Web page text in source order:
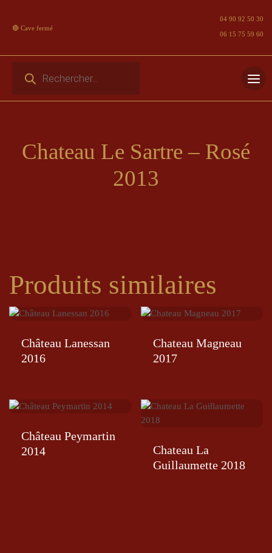
🔴 Cave fermé
04 90 92 50 30
06 15 75 59 60
Chateau Le Sartre – Rosé
2013
Produits similaires
Château Lanessan
2016
Chateau Magneau
2017
Château Peymartin
2014
Chateau La
Guillaumette 2018